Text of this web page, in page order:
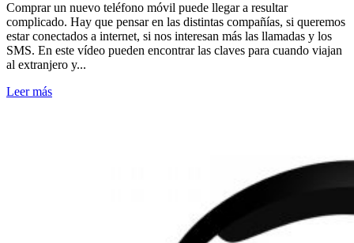
Comprar un nuevo teléfono móvil puede llegar a resultar
complicado. Hay que pensar en las distintas compañías, si queremos
estar conectados a internet, si nos interesan más las llamadas y los
SMS. En este vídeo pueden encontrar las claves para cuando viajan
al extranjero y...
Leer más